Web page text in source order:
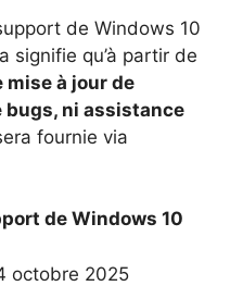
de Windows 10
signifie qu’à partir de
mise à jour de
ni assistance
fournie via
de Windows 10
octobre 2025